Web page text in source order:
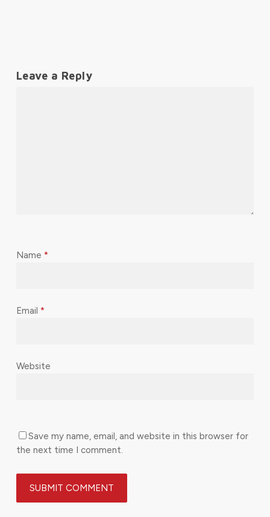
Leave a Reply
Name *
Email *
Website
Save my name, email, and website in this browser for
the next time I comment.